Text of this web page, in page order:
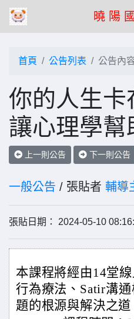
曉 陽
首頁 公告列表 公告內
你的人生卡
讓心理學幫
上一則公告 下一則公告
一般公告 / 張貼者 輔導
張貼日期： 2024-05-10
本課程將經由14堂
行為療法、Satir溝
題的根源與解決之